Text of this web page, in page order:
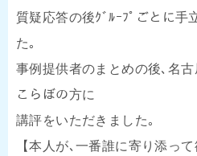
質疑応答の後ｸﾞﾙｰﾌﾟごとに手
た｡
事例提供者のまとめの後､名
こらぼの方に
講評をいただきました｡
【本人が､一番誰に寄り添っ